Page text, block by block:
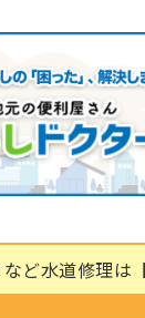
水道修理は